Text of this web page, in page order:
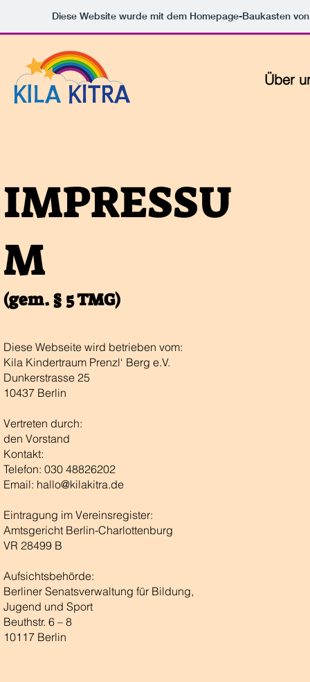
Diese Website wurde mit dem Homepage-Baukasten
Über
IMPRESSU
M
(gem. § 5 TMG)
Diese Webseite wird betrieben vom:
Kila Kindertraum Prenzl‘ Berg e.V.
Dunkerstrasse 25
10437 Berlin
Vertreten durch:
den Vorstand
Kontakt:
Telefon: 030 48826202
Email: hallo@kilakitra.de
Eintragung im Vereinsregister:
Amtsgericht Berlin-Charlottenburg
VR 28499 B
Aufsichtsbehörde:
Berliner Senatsverwaltung für Bildung,
Jugend und Sport
Beuthstr. 6 – 8
10117 Berlin